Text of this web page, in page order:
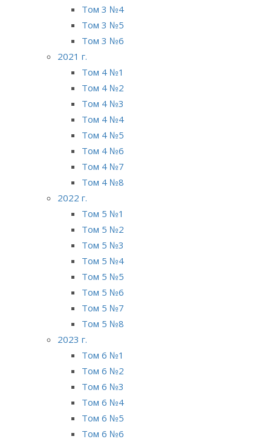
Том 3 №4
Том 3 №5
Том 3 №6
2021 г.
Том 4 №1
Том 4 №2
Том 4 №3
Том 4 №4
Том 4 №5
Том 4 №6
Том 4 №7
Том 4 №8
2022 г.
Том 5 №1
Том 5 №2
Том 5 №3
Том 5 №4
Том 5 №5
Том 5 №6
Том 5 №7
Том 5 №8
2023 г.
Том 6 №1
Том 6 №2
Том 6 №3
Том 6 №4
Том 6 №5
Том 6 №6